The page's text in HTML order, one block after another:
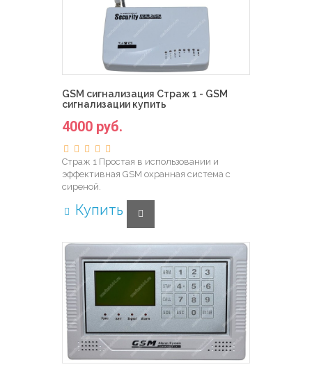
GSM сигнализация Страж 1 - GSM
сигнализации купить
4000 руб.
Страж 1 Простая в использовании и
эффективная GSM охранная система с
сиреной.
Купить